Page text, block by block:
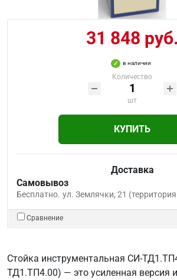
31 848 руб.
в наличии
Количество
шт
КУПИТЬ
Доставка
Самовывоз
Бесплатно. ул. Землячки, 21
Сравнение
Стойка инструментальная СИ-
ТД1.ТП4.00) — это усиленная версия